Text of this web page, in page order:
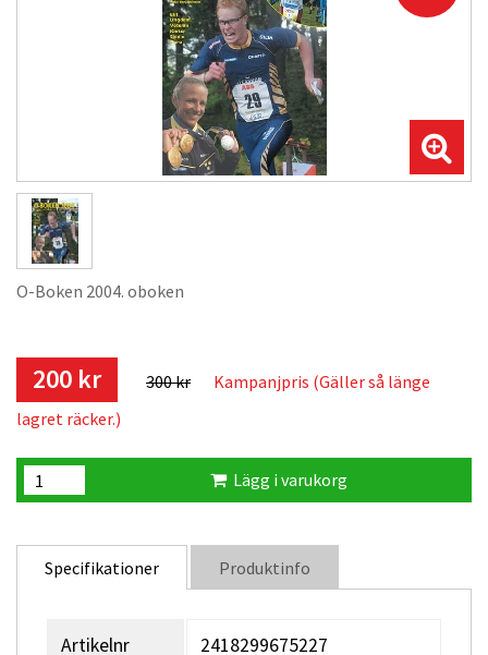
O-Boken 2004. oboken
200 kr 300 kr
Kampanjpris (Gäller så länge
lagret räcker.)
Lägg i varukorg
Specifikationer Produktinfo
Artikelnr 2418299675227